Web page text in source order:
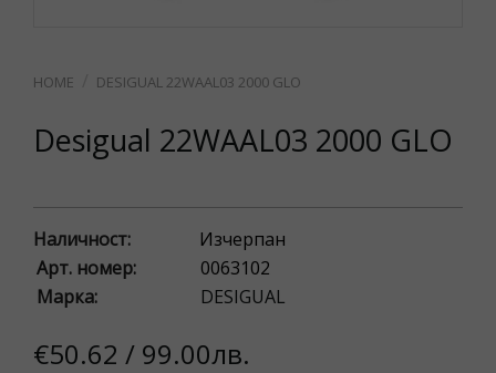
DESIGUAL 22WAAL03 2000 GLO
Desigual 22WAAL03 2000 GLO
Наличност:
Изчерпан
Арт. номер:
0063102
Марка:
DESIGUAL
€50.62 / 99.00лв.